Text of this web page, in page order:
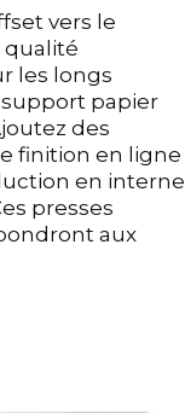
vers le
qualité
les longs
papier
des
finition en ligne
en interne
presses
aux